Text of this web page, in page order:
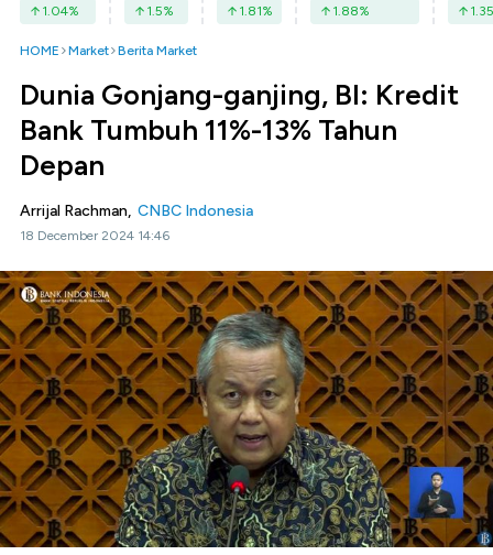
1.04% 1.5% 1.81% 1.88% 1.35
HOME Market Berita Market
Dunia Gonjang-ganjing, BI: Kredit
Bank Tumbuh 11%-13% Tahun
Depan
Arrijal Rachman, CNBC Indonesia
18 December 2024 14:46